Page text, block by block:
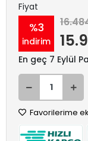
Fiyat
%3
indirim
En geç 7 Eylül
Favorilerime